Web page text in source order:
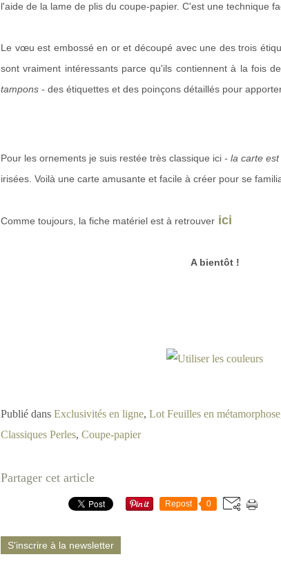
l'aide de la lame de plis du coupe-papier. C'est une technique
Le vœu est embossé en or et découpé avec une des trois
sont vraiment intéressants parce qu'ils contiennent à la fois
tampons - des étiquettes et des poinçons détaillés pour
Pour les ornements je suis restée très classique ici - la carte
irisées. Voilà une carte amusante et facile à créer pour se
Comme toujours, la fiche matériel est à retrouver ici
A bientôt !
Publié dans Exclusivités en ligne, Lot Feuilles en métamorphose
Classiques Perles, Coupe-papier
Partager cet article
Repost 0
S'inscrire à la newsletter